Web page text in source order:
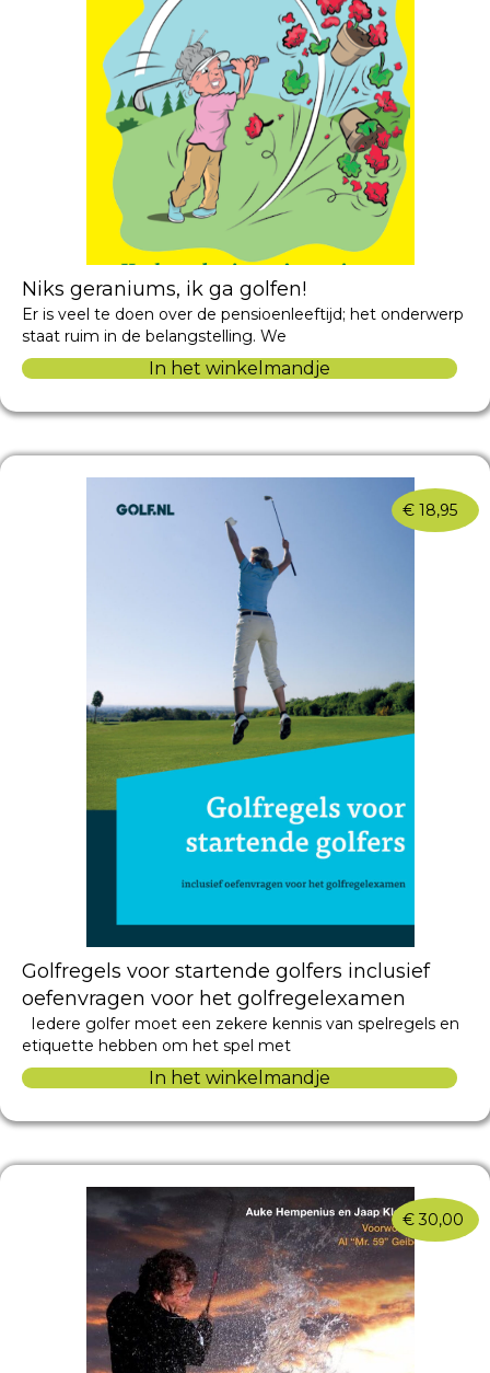
Niks geraniums, ik ga golfen!
Er is veel te doen over de pensioenleeftijd; het onderwerp
staat ruim in de belangstelling. We
In het winkelmandje
€ 18,95
Golfregels voor startende golfers inclusief
oefenvragen voor het golfregelexamen
Iedere golfer moet een zekere kennis van spelregels en
etiquette hebben om het spel met
In het winkelmandje
€ 30,00